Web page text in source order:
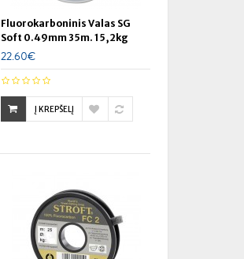
Fluorokarboninis Valas SG
Soft 0.49mm 35m. 15,2kg
22.60€
Į KREPŠELĮ